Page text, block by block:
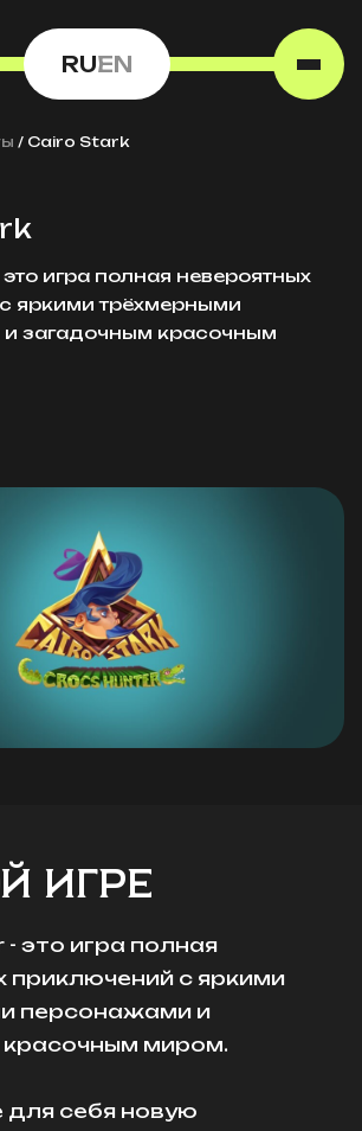
RUEN
/ Cairo Stark
игра полная невероятных
яркими трёхмерными
загадочным красочным
ИГРЕ
это игра полная
приключений с яркими
персонажами и
миром.
для себя новую